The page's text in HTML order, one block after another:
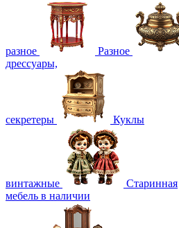
разное Разное
дрессуары,
секретеры Куклы
винтажные
Старинная
мебель в наличии